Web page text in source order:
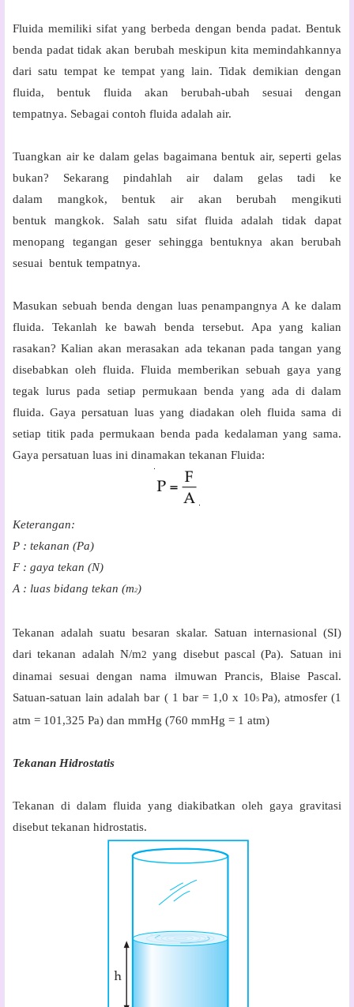
Fluida memiliki sifat yang berbeda dengan benda padat. Bentuk
benda padat tidak akan berubah meskipun kita memindahkannya
dari satu tempat ke tempat yang lain. Tidak demikian dengan
fluida, bentuk fluida akan berubah-ubah sesuai dengan
tempatnya. Sebagai contoh fluida adalah air.
Tuangkan air ke dalam gelas bagaimana bentuk air, seperti gelas
bukan? Sekarang pindahlah air dalam gelas tadi ke
dalam mangkok, bentuk air akan berubah mengikuti
bentuk mangkok. Salah satu sifat fluida adalah tidak dapat
menopang tegangan geser sehingga bentuknya akan berubah
sesuai bentuk tempatnya.
Masukan sebuah benda dengan luas penampangnya Ake dalam
fluida. Tekanlah ke bawah benda tersebut. Apa yang kalian
rasakan? Kalian akan merasakan ada tekanan pada tangan yang
disebabkan oleh fluida. Fluida memberikan sebuah gaya yang
tegak lurus pada setiap permukaan benda yang ada di dalam
fluida. Gaya persatuan luas yang diadakan oleh fluida sama di
setiap titik pada permukaan benda pada kedalaman yang sama.
Gaya persatuan luas ini dinamakan tekanan Fluida:
Keterangan:
P : tekanan (Pa)
F : gaya tekan (N)
A : luas bidang tekan (m2)
Tekanan adalah suatu besaran skalar. Satuan internasional (SI)
dari tekanan adalah N/m2 yang disebut pascal (Pa). Satuan ini
dinamai sesuai dengan nama ilmuwan Prancis, Blaise Pascal.
Satuan-satuan lain adalah bar ( 1 bar = 1,0 x 105 Pa), atmosfer (1
atm = 101,325 Pa) dan mmHg (760 mmHg = 1 atm)
Tekanan Hidrostatis
Tekanan di dalam fluida yang diakibatkan oleh gaya gravitasi
disebut tekanan hidrostatis.